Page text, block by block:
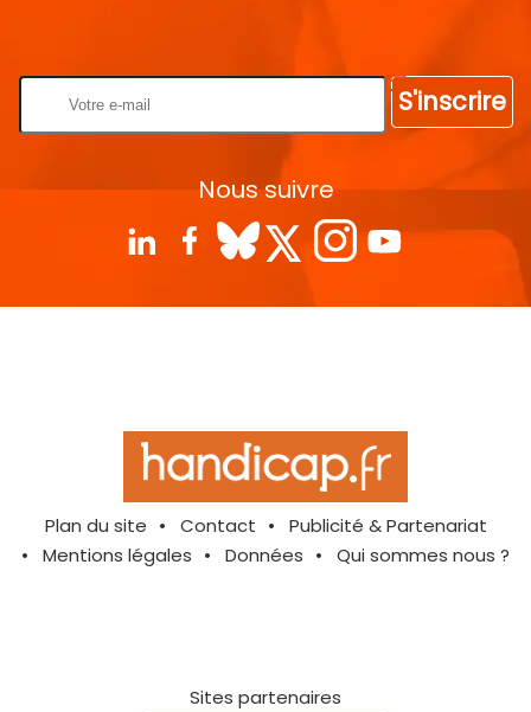
S'inscrire
Nous suivre
Plan du site Contact
Publicité & Partenariat
Mentions légales
Données Qui sommes nous ?
Sites partenaires